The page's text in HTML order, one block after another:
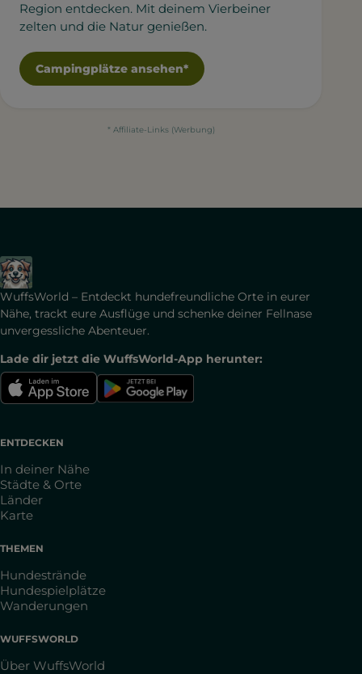
Region entdecken. Mit deinem Vierbeiner
zelten und die Natur genießen.
Campingplätze ansehen*
* Affiliate-Links (Werbung)
WuffsWorld – Entdeckt hundefreundliche Orte in eurer
Nähe, trackt eure Ausflüge und schenke deiner Fellnase
unvergessliche Abenteuer.
Lade dir jetzt die WuffsWorld-App herunter:
ENTDECKEN
In deiner Nähe
Städte & Orte
Länder
Karte
THEMEN
Hundestrände
Hundespielplätze
Wanderungen
WUFFSWORLD
Über WuffsWorld